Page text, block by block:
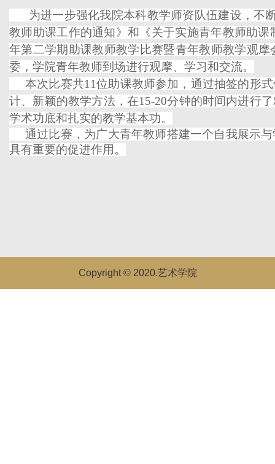
为进一步强化我院本科教学师资队伍建设，不
教师助课工作的通知》和《关于实施青年教师助
年第二学期助课教师教学比赛暨青年教师教学观
委，学院青年教师到场进行观摩、学习和交流。
本次比赛共11位助课教师参加，通过抽签的形
计、新颖的教学方法，在15-20分钟的时间内进行
学术功底和扎实的教学基本功。
通过比赛，为广大青年教师搭建一个自我展示与
具有重要的促进作用。
Copyright © 2020.艺术学院